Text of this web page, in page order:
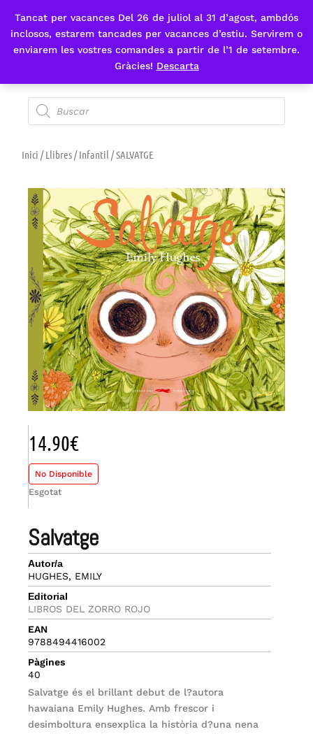
Tancat per vacances Del 26 de juliol al 31 d’agost, ambdós
inclosos, estarem tancades per vacances d’estiu. Servirem o
enviarem les vostres comandes a partir de l’1 de setembre.
Gràcies! Descarta
Fes-te'n sòcia
Inici /Llibres/Infantil / SALVATGE
salvatge
Autor/a
HUGHES, EMILY
Editorial
LIBROS DEL ZORRO ROJO
EAN
9788494416002
Pàgines
40
Salvatge és el brillant debut de l?autora
hawaiana Emily Hughes. Amb frescor i
desimboltura ensexplica la història d?una nena
14.90€
No Disponible
Esgotat